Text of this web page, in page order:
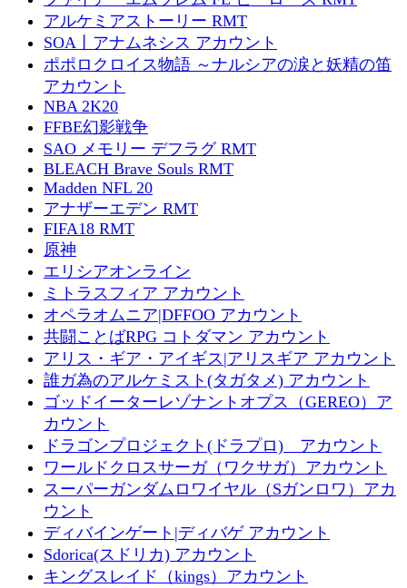
アルケミアストーリー RMT
SOA丨アナムネシス アカウント
ポポロクロイス物語 ～ナルシアの涙と妖精の笛
アカウント
NBA 2K20
FFBE幻影戦争
SAO メモリー デフラグ RMT
BLEACH Brave Souls RMT
Madden NFL 20
アナザーエデン RMT
FIFA18 RMT
原神
エリシアオンライン
ミトラスフィア アカウント
オペラオムニア|DFFOO アカウント
共闘ことばRPG コトダマン アカウント
アリス・ギア・アイギス|アリスギア アカウント
誰ガ為のアルケミスト(タガタメ) アカウント
ゴッドイーターレゾナントオプス（GEREO）ア
カウント
ドラゴンプロジェクト(ドラプロ) アカウント
ワールドクロスサーガ（ワクサガ）アカウント
スーパーガンダムロワイヤル（Sガンロワ）アカ
ウント
ディバインゲート|ディバゲ アカウント
Sdorica(スドリカ) アカウント
キングスレイド（kings）アカウント